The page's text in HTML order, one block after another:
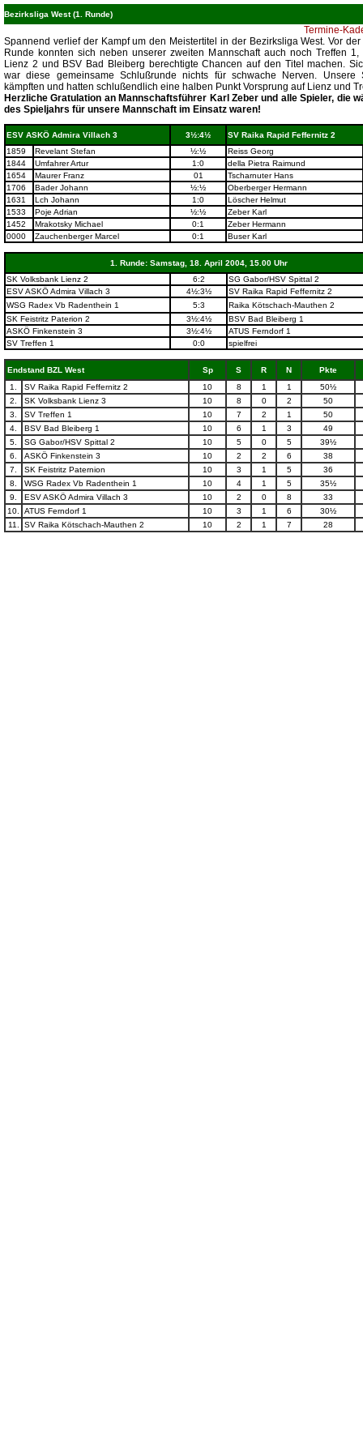
Bezirksliga West (1. Runde)
Termine-
Spannend verlief der Kampf um den Meistertitel in der Bezirksliga West. Vor der
Runde konnten sich neben unserer zweiten Mannschaft auch noch Treffen 1,
Lienz 2 und BSV Bad Bleiberg berechtigte Chancen auf den Titel machen.
war diese gemeinsame Schlußrunde nichts für schwache Nerven. Unsere
kämpften und hatten schlußendlich eine halben Punkt Vorsprung auf Lienz und
Herzliche Gratulation an Mannschaftsführer Karl Zeber und alle Spieler, die
des Spieljahrs für unsere Mannschaft im Einsatz waren!
ESV ASKÖ Admira Villach 3 3½:4½
SV Raika Rapid Feffernitz 2
1859
Revelant Stefan ½:½
Reiss Georg
1844
Umfahrer Artur 1:0
della Pietra Raimund
1654
Maurer Franz 01
Tscharnuter Hans
1706
Bader Johann ½:½
Oberberger Hermann
1631
Lch Johann 1:0
Löscher Helmut
1533
Poje Adrian ½:½
Zeber Karl
1452
Mrakotsky Michael 0:1
Zeber Hermann
0000
Zauchenberger Marcel 0:1 Buser Karl
1. Runde: Samstag, 18. April 2004, 15.00 Uhr
SK Volksbank Lienz 2
6:2
SG Gabor/HSV Spittal 2
ESV ASKÖ Admira Villach 3
4½:3½
SV Raika Rapid Feffernitz 2
WSG Radex Vb Radenthein 1
5:3
Raika Kötschach-Mauthen 2
SK Feistritz Paterion 2
3½:4½
BSV Bad Bleiberg 1
ASKÖ Finkenstein 3
3½:4½
ATUS Ferndorf 1
SV Treffen 1
0:0 spielfrei
Endstand BZL West Sp S R N
Pkte
1.
SV Raika Rapid Feffernitz 2 10 8 1 1
50½
2.
SK Volksbank Lienz 3 10 8 0 2
50
3.
SV Treffen 1 10 7 2 1
50
4.
BSV Bad Bleiberg 1 10 6 1 3
49
5.
SG Gabor/HSV Spittal 2 10 5 0 5
39½
6.
ASKÖ Finkenstein 3 10 2 2 6
38
7.
SK Feistritz Paternion 10 3 1 5
36
8.
WSG Radex Vb Radenthein 1 10 4 1 5
35½
9.
ESV ASKÖ Admira Villach 3 10 2 0 8
33
10.
ATUS Ferndorf 1 10 3 1 6
30½
11.
SV Raika Kötschach-Mauthen 2 10 2 1 7 28